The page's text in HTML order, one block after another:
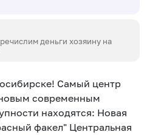
деньги хозяину на
Самый центр
современным
находятся: Новая
факел" Центральная